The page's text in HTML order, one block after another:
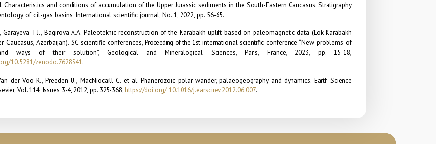
Characteristics and сonditions of accumulation of the Upper Jurassic sediments in the South-Eastern Caucasus. Stratigraphy
of oil-gas basins, International scientific journal, No. 1, 2022, pp. 56-65.
Garayeva T.J., Bagirova A.A. Paleoteknic reconstruction of the Karabakh uplift based on paleomagnetic data (Lok-Karabakh
Caucasus, Azerbaijan). SC scientific conferences, Proceeding of the 1st international scientific conference “New problems of
ways of their solution”, Geological and Mineralogical Sciences, Paris, France, 2023, pp. 15-18,
10.5281/zenodo.7628541.
der Voo R., Preeden U., MacNiocaill C. et al. Phanerozoic polar wander, palaeogeography and dynamics. Earth-Science
Vol. 114, Issues 3-4, 2012, pp. 325-368,https://doi.org/ 10.1016/j.earscirev.2012.06.007.